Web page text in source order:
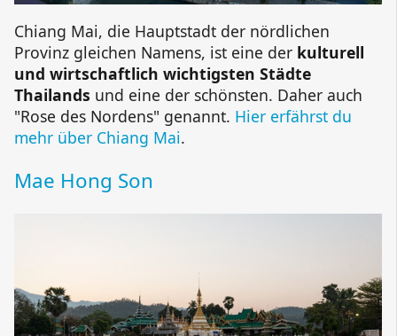
Chiang Mai, die Hauptstadt der nördlichen
Provinz gleichen Namens, ist eine der kulturell
und wirtschaftlich wichtigsten Städte
Thailands und eine der schönsten. Daher auch
"Rose des Nordens" genannt. Hier erfährst du
mehr über Chiang Mai.
Mae Hong Son